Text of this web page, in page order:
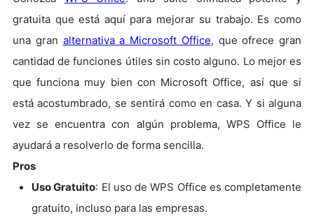
gratuita que está aquí para mejorar su trabajo. Es como
una gran alternativa a Microsoft Office, que ofrece gran
cantidad de funciones útiles sin costo alguno. Lo mejor es
que funciona muy bien con Microsoft Office, así que si
está acostumbrado, se sentirá como en casa. Y si alguna
vez se encuentra con algún problema, WPS Office le
ayudará a resolverlo de forma sencilla.
Pros
Uso Gratuito: El uso de WPS Office es completamente
gratuito, incluso para las empresas.